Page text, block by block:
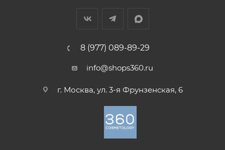
8 (977) 089-89-29
info@shops360.ru
г. Москва, ул. 3-я Фрунзенская, 6